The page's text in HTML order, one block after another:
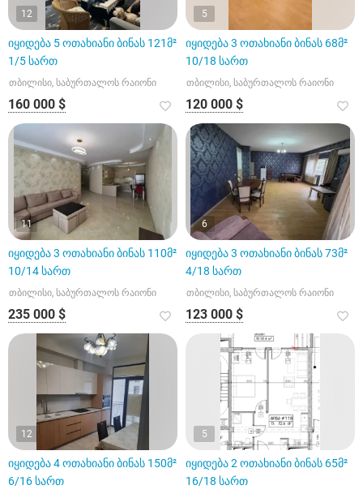
12
იყიდება 5 ოთახიანი ბინას 121მ²
1/5 სართ
თბილისი, საბურთალოს რაიონი
160 000 $
5
იყიდება 3 ოთახიანი ბინას 68მ²
10/18 სართ
თბილისი, საბურთალოს რაიონი
120 000 $
11
იყიდება 3 ოთახიანი ბინას 110მ²
10/14 სართ
თბილისი, საბურთალოს რაიონი
235 000 $
6
იყიდება 3 ოთახიანი ბინას 73მ²
4/18 სართ
თბილისი, საბურთალოს რაიონი
123 000 $
12
იყიდება 4 ოთახიანი ბინას 150მ²
6/16 სართ
5
იყიდება 2 ოთახიანი ბინას 65მ²
16/18 სართ